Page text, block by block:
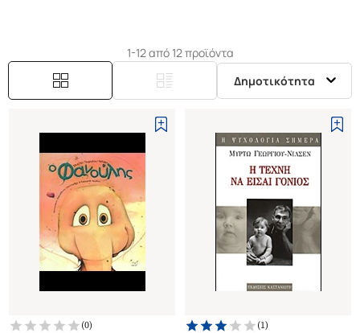
1-12 από 12 προϊόντα
Δημοτικότητα
(0) (1)